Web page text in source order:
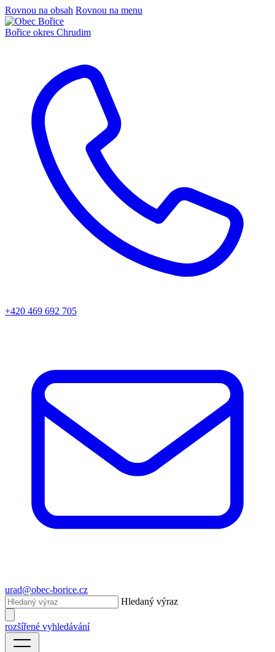
Rovnou na obsah Rovnou na menu
Bořice okres Chrudim
+420 469 692 705
urad@obec-borice.cz
Hledaný výraz
rozšířené vyhledávání